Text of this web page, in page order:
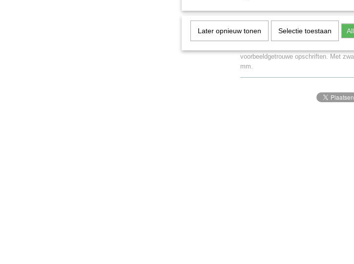
Betalen en afhalen of opsturen
Gesloten goederenwagen van het
Model zonder handrem of
Wagenopbouw en bodem van
voorbeeldgetrouwe opschriften. Met
mm.
Later opnieuw tonen Selectie toestaan